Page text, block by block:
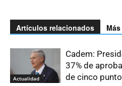
Artículos relacionados
Actualidad
Cadem:
37% de
de cinco